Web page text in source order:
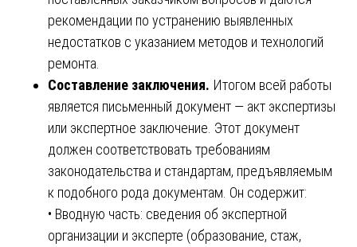
рекомендации по устранению выявленных
недостатков с указанием методов и технологий
ремонта.
Составление заключения. Итогом всей работы
является письменный документ — акт экспертизы
или экспертное заключение. Этот документ
должен соответствовать требованиям
законодательства и стандартам, предъявляемым
к подобного рода документам. Он содержит:
• Вводную часть: сведения об экспертной
организации и эксперте (образование, стаж,